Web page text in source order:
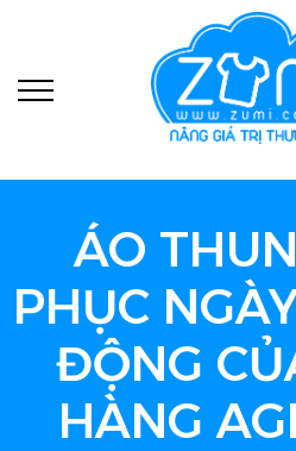
ÁO
PHỤC
ĐỘNG
HÀNG